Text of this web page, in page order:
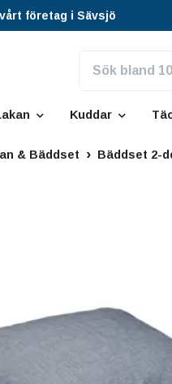
företag i Sävsjö
Kuddar
& Bäddset Bäddset 2-